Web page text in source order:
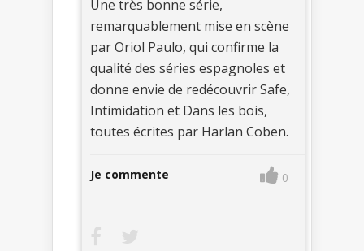
Une très bonne série,
remarquablement mise en scène
par Oriol Paulo, qui confirme la
qualité des séries espagnoles et
donne envie de redécouvrir Safe,
Intimidation et Dans les bois,
toutes écrites par Harlan Coben.
Je commente 0